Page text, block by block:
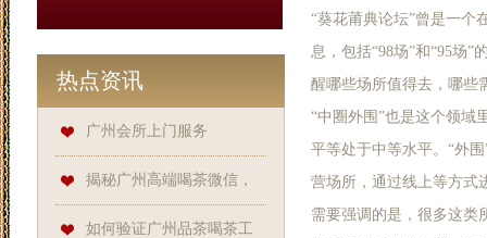
热点资讯
广州会所上门服务
揭秘广州高端喝茶微信，
条友网等平台成关键
如何验证广州品茶喝茶工
“葵花莆典论坛”曾是一个
息，包括“98场”和“95场
醒哪些场所值得去，哪些
“中圈外围”也是这个领域
平等处于中等水平。“外
营场所，通过线上等方式
需要强调的是，很多这类